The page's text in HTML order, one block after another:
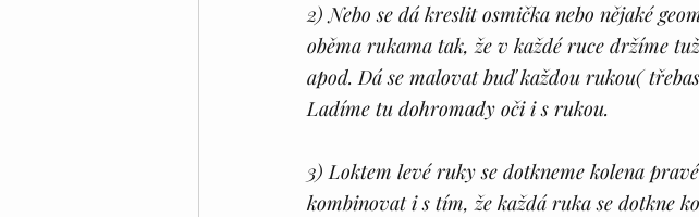
2) Nebo se dá kreslit osmička nebo nějaké
oběma rukama tak, že v každé ruce držíme
apod. Dá se malovat buď každou rukou(
Ladíme tu dohromady oči i s rukou.
3) Loktem levé ruky se dotkneme kolena
kombinovat i s tím, že každá ruka se dotkne